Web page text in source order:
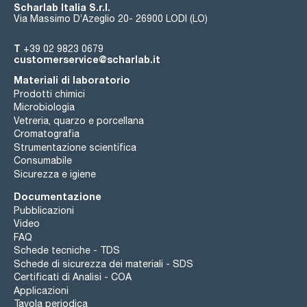
Scharlab Italia S.r.l.
Via Massimo D’Azeglio 20- 26900 LODI (LO)
T +39 02 9823 0679
customerservice@scharlab.it
Materiali di laboratorio
Prodotti chimici
Microbiologia
Vetreria, quarzo e porcellana
Cromatografia
Strumentazione scientifica
Consumabile
Sicurezza e igiene
Documentazione
Pubblicazioni
Video
FAQ
Schede tecniche - TDS
Schede di sicurezza dei materiali - SDS
Certificati di Analisi - COA
Applicazioni
Tavola periodica